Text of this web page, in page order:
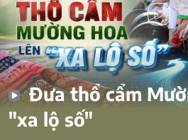
Đưa thổ cẩm
"xa lộ số"